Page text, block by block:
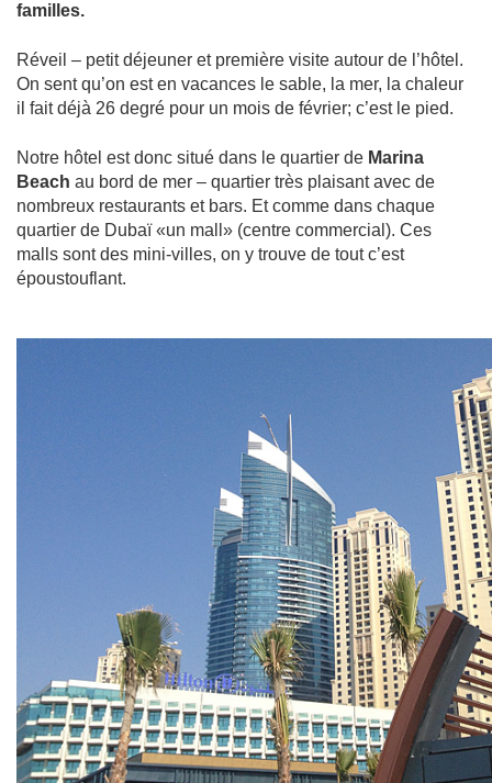
familles.
Réveil – petit déjeuner et première visite autour de l’hôtel.
On sent qu’on est en vacances le sable, la mer, la chaleur
il fait déjà 26 degré pour un mois de février; c’est le pied.
Notre hôtel est donc situé dans le quartier de Marina
Beach au bord de mer – quartier très plaisant avec de
nombreux restaurants et bars. Et comme dans chaque
quartier de Dubaï «un mall» (centre commercial). Ces
malls sont des mini-villes, on y trouve de tout c’est
époustouflant.